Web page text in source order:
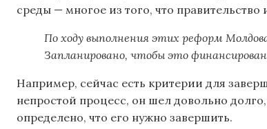
среды — многое из того, что правительство
По ходу выполнения этих реформ
Запланировано, чтобы это
Например, сейчас есть критерии для
непростой процесс, он шел довольно
определено, что его нужно завершить.